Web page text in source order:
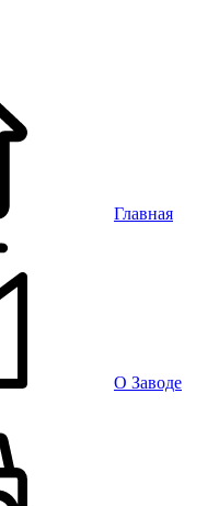
Главная
О Заводе